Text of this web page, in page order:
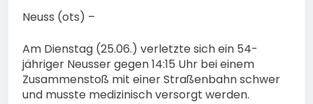
Neuss (ots) –
Am Dienstag (25.06.) verletzte sich ein 54-
jähriger Neusser gegen 14:15 Uhr bei einem
Zusammenstoß mit einer Straßenbahn schwer
und musste medizinisch versorgt werden.